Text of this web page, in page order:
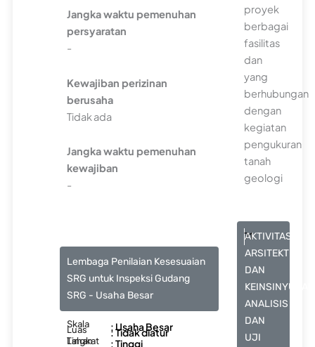
Jangka waktu pemenuhan
persyaratan
-
Kewajiban perizinan
berusaha
Tidak ada
Jangka waktu pemenuhan
kewajiban
-
Lembaga Penilaian Kesesuaian
SRG untuk Inspeksi Gudang
SRG - Usaha Besar
Skala : Usaha Besar
Luas
Lahan
: Tidak diatur
Tingkat
: Tinggi
proyek
berbagai
fasilitas
dan
yang
berhubungan
dengan
kegiatan
pengukuran
tanah
geologi
71
AKTIVITAS
ARSITEKTUR
DAN
ANALISIS
DAN
UJI